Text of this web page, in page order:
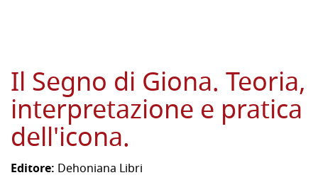
Il Segno di Giona. Teoria,
interpretazione e pratica
dell'icona.
Editore: Dehoniana Libri